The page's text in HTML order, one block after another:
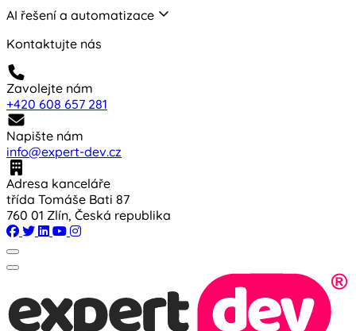
AI řešení a automatizace
Kontaktujte nás
Zavolejte nám
+420 608 657 281
Napište nám
info@expert-dev.cz
Adresa kanceláře
třída Tomáše Bati 87
760 01 Zlín, Česká republika